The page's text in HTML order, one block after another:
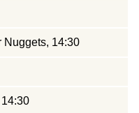
Nuggets, 14:30